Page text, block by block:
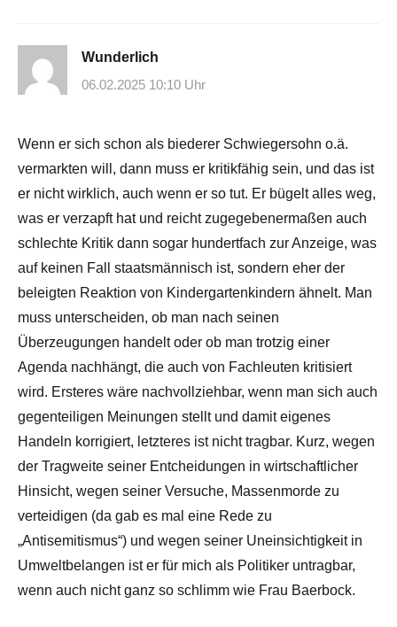
Wunderlich
06.02.2025 10:10 Uhr
Wenn er sich schon als biederer Schwiegersohn o.ä.
vermarkten will, dann muss er kritikfähig sein, und das ist
er nicht wirklich, auch wenn er so tut. Er bügelt alles weg,
was er verzapft hat und reicht zugegebenermaßen auch
schlechte Kritik dann sogar hundertfach zur Anzeige, was
auf keinen Fall staatsmännisch ist, sondern eher der
beleigten Reaktion von Kindergartenkindern ähnelt. Man
muss unterscheiden, ob man nach seinen
Überzeugungen handelt oder ob man trotzig einer
Agenda nachhängt, die auch von Fachleuten kritisiert
wird. Ersteres wäre nachvollziehbar, wenn man sich auch
gegenteiligen Meinungen stellt und damit eigenes
Handeln korrigiert, letzteres ist nicht tragbar. Kurz, wegen
der Tragweite seiner Entcheidungen in wirtschaftlicher
Hinsicht, wegen seiner Versuche, Massenmorde zu
verteidigen (da gab es mal eine Rede zu
„Antisemitismus“) und wegen seiner Uneinsichtigkeit in
Umweltbelangen ist er für mich als Politiker untragbar,
wenn auch nicht ganz so schlimm wie Frau Baerbock.